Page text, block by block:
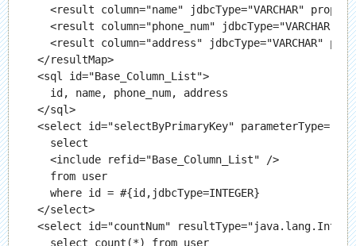
<result column="name" jdbcType="VARCHAR"
<result column="phone_num" jdbcType="VARCHAR"
<result column="address" jdbcType="VARCHAR"
  </resultMap>
  <sql id="Base_Column_List">
    id, name, phone_num, address
  </sql>
<select id="selectByPrimaryKey"
    select
    <include refid="Base_Column_List" />
    from user
    where id = #{id,jdbcType=INTEGER}
  </select>
<select id="countNum"
    select count(*) from user